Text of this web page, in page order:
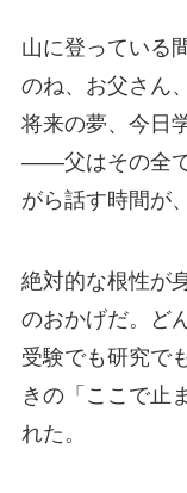
山に登っている
のね、お父さん
将来の夢、今日
——父はその全
がら話す時間が
絶対的な根性が
のおかげだ。ど
受験でも研究で
きの「ここで止
れた。